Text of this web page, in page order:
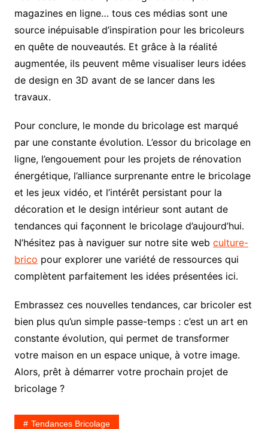
magazines en ligne… tous ces médias sont une
source inépuisable d’inspiration pour les bricoleurs
en quête de nouveautés. Et grâce à la réalité
augmentée, ils peuvent même visualiser leurs idées
de design en 3D avant de se lancer dans les
travaux.
Pour conclure, le monde du bricolage est marqué
par une constante évolution. L’essor du bricolage en
ligne, l’engouement pour les projets de rénovation
énergétique, l’alliance surprenante entre le bricolage
et les jeux vidéo, et l’intérêt persistant pour la
décoration et le design intérieur sont autant de
tendances qui façonnent le bricolage d’aujourd’hui.
N’hésitez pas à naviguer sur notre site web culture-
brico pour explorer une variété de ressources qui
complètent parfaitement les idées présentées ici.
Embrassez ces nouvelles tendances, car bricoler est
bien plus qu’un simple passe-temps : c’est un art en
constante évolution, qui permet de transformer
votre maison en un espace unique, à votre image.
Alors, prêt à démarrer votre prochain projet de
bricolage ?
Tendances Bricolage